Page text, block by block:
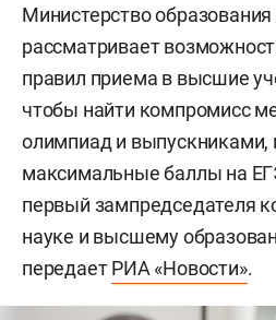
Министерство
рассматривает
правил приема в высшие
чтобы найти компромисс
олимпиад и
максимальные баллы на
первый зампредседателя
науке и высшему
передаетРИА «Новости».